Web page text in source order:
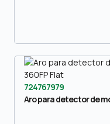
724767979
Aro para detector de